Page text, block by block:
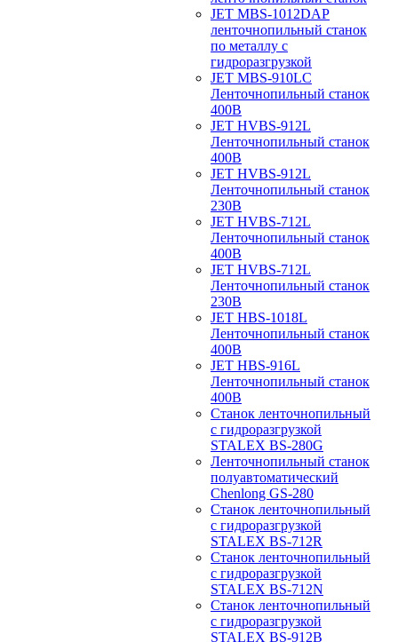
JET MBS-1012DAP
ленточнопильный станок
по металлу с
гидроразгрузкой
JET MBS-910LC
Ленточнопильный станок
400В
JET HVBS-912L
Ленточнопильный станок
400В
JET HVBS-912L
Ленточнопильный станок
230В
JET HVBS-712L
Ленточнопильный станок
400В
JET HVBS-712L
Ленточнопильный станок
230В
JET HBS-1018L
Ленточнопильный станок
400В
JET HBS-916L
Ленточнопильный станок
400В
Станок ленточнопильный
с гидроразгрузкой
STALEX BS-280G
Ленточнопильный станок
полуавтоматический
Chenlong GS-280
Станок ленточнопильный
с гидроразгрузкой
STALEX BS-712R
Станок ленточнопильный
с гидроразгрузкой
STALEX BS-712N
Станок ленточнопильный
с гидроразгрузкой
STALEX BS-912B